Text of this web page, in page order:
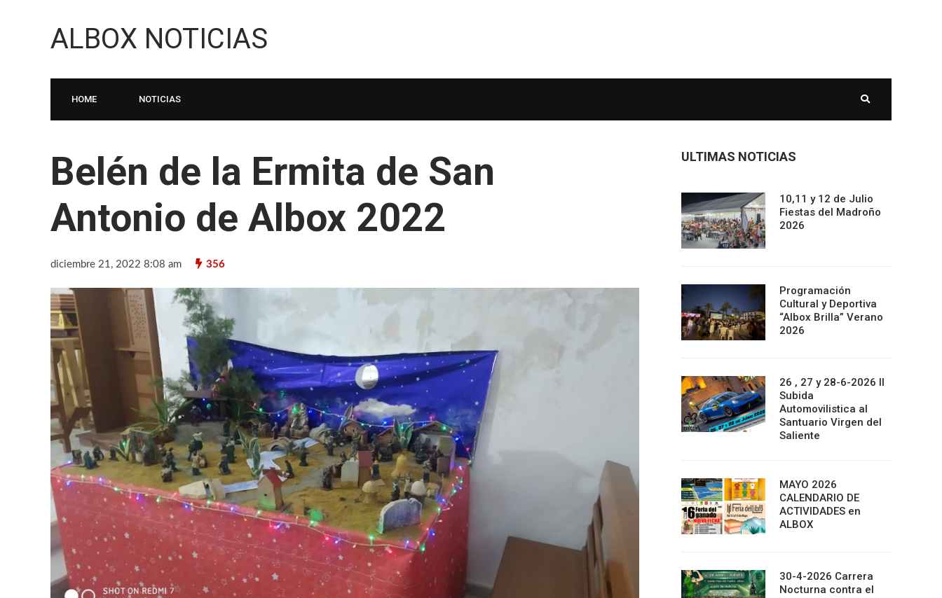
ALBOX NOTICIAS
HOME NOTICIAS
Belén de la Ermita de San
Antonio de Albox 2022
diciembre 21, 2022 8:08 am 356
ULTIMAS NOTICIAS
10,11 y 12 de Julio
Fiestas del Madroño
2026
Programación
Cultural y Deportiva
“Albox Brilla” Verano
2026
26 , 27 y 28-6-2026 II
Subida
Automovilistica al
Santuario Virgen del
Saliente
MAYO 2026
CALENDARIO DE
ACTIVIDADES en
ALBOX
30-4-2026 Carrera
Nocturna contra el